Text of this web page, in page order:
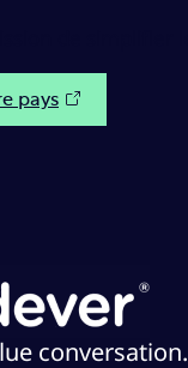
pays
conversation.